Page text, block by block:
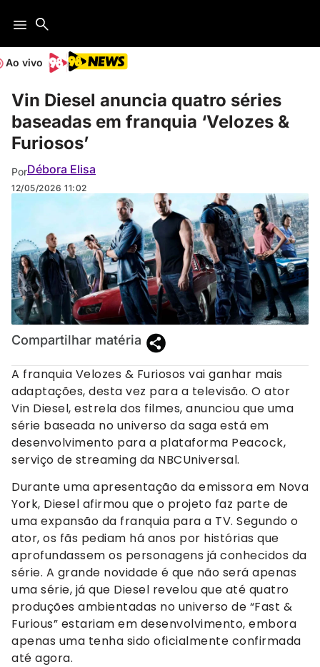
Ao vivo
Vin Diesel anuncia quatro séries
baseadas em franquia ‘Velozes &
Furiosos’
PorDébora Elisa
12/05/2026 11:02
Compartilhar matéria
A franquia Velozes & Furiosos vai ganhar mais
adaptações, desta vez para a televisão. O ator
Vin Diesel, estrela dos filmes, anunciou que uma
série baseada no universo da saga está em
desenvolvimento para a plataforma Peacock,
serviço de streaming da NBCUniversal.
Durante uma apresentação da emissora em Nova
York, Diesel afirmou que o projeto faz parte de
uma expansão da franquia para a TV. Segundo o
ator, os fãs pediam há anos por histórias que
aprofundassem os personagens já conhecidos da
série. A grande novidade é que não será apenas
uma série, já que Diesel revelou que até quatro
produções ambientadas no universo de “Fast &
Furious” estariam em desenvolvimento, embora
apenas uma tenha sido oficialmente confirmada
até agora.